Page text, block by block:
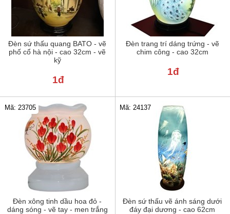
Đèn sứ thấu quang BATO - vẽ
phố cổ hà nội - cao 32cm - vẽ
kỹ
1đ
Đèn trang trí dáng trứng - vẽ
chim công - cao 32cm
1đ
Đèn xông tinh dầu hoa đỏ -
dáng sóng - vẽ tay - men trắng
Mã: 23705
Đèn sứ thấu vẽ ánh sáng dưới
đáy đại dương - cao 62cm
Mã: 24137